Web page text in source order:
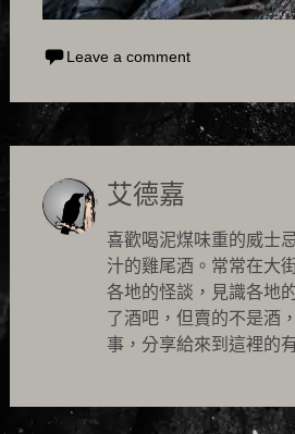
Leave a comment
艾德嘉
喜歡喝泥煤味重的威士
汁的雞尾酒。常常在大
各地的怪談，見識各地
了酒吧，但賣的不是酒
事，分享給來到這裡的